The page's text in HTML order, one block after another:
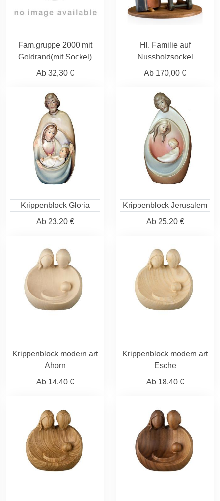
Fam.gruppe 2000 mit
Goldrand(mit Sockel)
Ab32,30 €
Hl. Familie auf
Nussholzsockel
Ab 170,00 €
Krippenblock Gloria
Ab23,20 €
Krippenblock Jerusalem
Ab25,20 €
Krippenblock modern art
Ahorn
Ab14,40 €
Krippenblock modern art
Esche
Ab18,40 €